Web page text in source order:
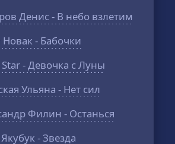
Денис - В небо взлетим
- Бабочки
- Девочка с Луны
Ульяна - Нет сил
Филин - Останься
- Звезда